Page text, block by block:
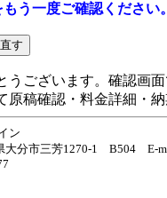
う一度ご確認ください。
うございます。確認画
原稿確認・料金詳細・
ン
大分市三芳1270-1 B504 E-